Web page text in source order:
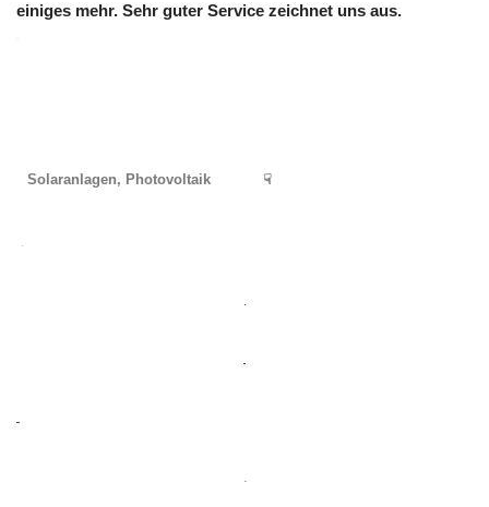
einiges mehr. Sehr guter Service zeichnet uns aus.
Solaranlagen, Photovoltaik ☟